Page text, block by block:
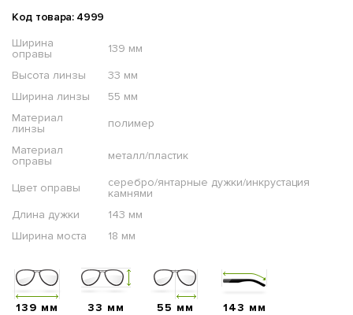
Код товара: 4999
Ширина
оправы
139 мм
Высота линзы
33 мм
Ширина линзы
55 мм
Материал
линзы
полимер
Материал
оправы
металл/пластик
Цвет оправы
серебро/янтарные дужки/инкрустация
камнями
Длина дужки
143 мм
Ширина моста
18 мм
139 мм 33 мм 55 мм 143 мм